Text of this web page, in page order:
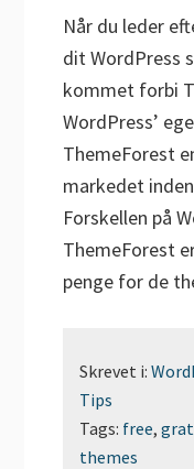
Når du leder
dit WordPress
kommet forbi
WordPress’
ThemeForest
markedet
Forskellen på
ThemeForest
penge for de
Skrevet i:
Tips
Tags: free,
themes